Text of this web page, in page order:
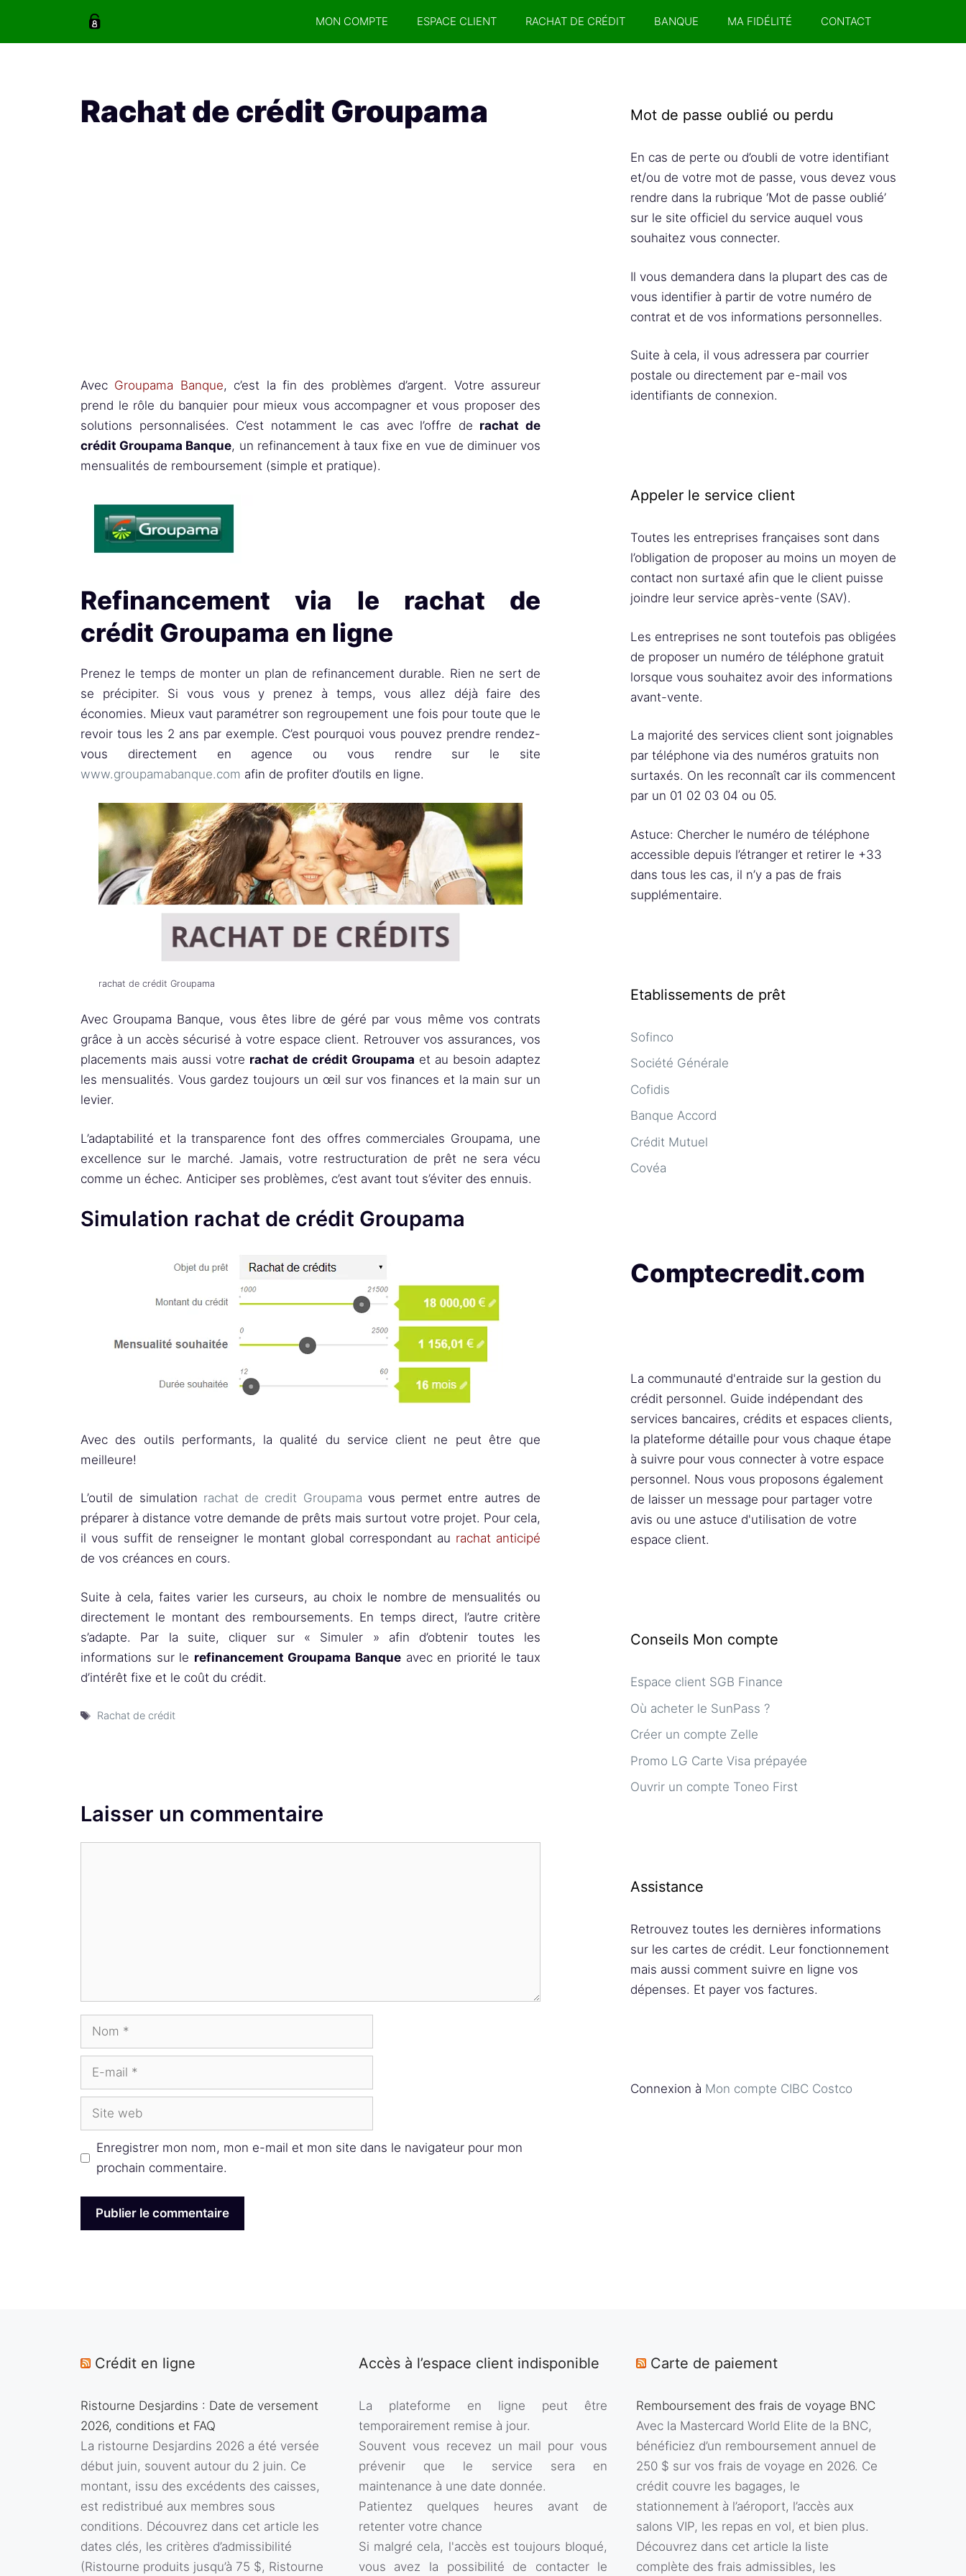
MON COMPTE ESPACE CLIENT RACHAT DE CRÉDIT BANQUE MA FIDÉLITÉ CONTACT
Rachat de crédit Groupama
Avec Groupama Banque, c’est la fin des problèmes d’argent. Votre assureur
prend le rôle du banquier pour mieux vous accompagner et vous proposer des
solutions personnalisées. C’est notamment le cas avec l’offre de rachat de
crédit Groupama Banque, un refinancement à taux fixe en vue de diminuer vos
mensualités de remboursement (simple et pratique).
Refinancement via le rachat de
crédit Groupama en ligne
Prenez le temps de monter un plan de refinancement durable. Rien ne sert de
se précipiter. Si vous vous y prenez à temps, vous allez déjà faire des
économies. Mieux vaut paramétrer son regroupement une fois pour toute que le
revoir tous les 2 ans par exemple. C’est pourquoi vous pouvez prendre rendez-
vous directement en agence ou vous rendre sur le site
www.groupamabanque.com afin de profiter d’outils en ligne.
rachat de crédit Groupama
Avec Groupama Banque, vous êtes libre de géré par vous même vos contrats
grâce à un accès sécurisé à votre espace client. Retrouver vos assurances, vos
placements mais aussi votre rachat de crédit Groupama et au besoin adaptez
les mensualités. Vous gardez toujours un œil sur vos finances et la main sur un
levier.
L’adaptabilité et la transparence font des offres commerciales Groupama, une
excellence sur le marché. Jamais, votre restructuration de prêt ne sera vécu
comme un échec. Anticiper ses problèmes, c’est avant tout s’éviter des ennuis.
Simulation rachat de crédit Groupama
Avec des outils performants, la qualité du service client ne peut être que
meilleure!
L’outil de simulation rachat de credit Groupama vous permet entre autres de
préparer à distance votre demande de prêts mais surtout votre projet. Pour cela,
il vous suffit de renseigner le montant global correspondant au rachat anticipé
de vos créances en cours.
Suite à cela, faites varier les curseurs, au choix le nombre de mensualités ou
directement le montant des remboursements. En temps direct, l’autre critère
s’adapte. Par la suite, cliquer sur « Simuler » afin d’obtenir toutes les
informations sur le refinancement Groupama Banque avec en priorité le taux
d’intérêt fixe et le coût du crédit.
Étiquettes
Rachat de crédit
Laisser un commentaire
Nom
mail
Site
web
Enregistrer mon nom, mon e-mail et mon site dans le navigateur pour mon
prochain commentaire.
Mot de passe oublié ou perdu
En cas de perte ou d’oubli de votre identifiant
et/ou de votre mot de passe, vous devez vous
rendre dans la rubrique ‘Mot de passe oublié’
sur le site officiel du service auquel vous
souhaitez vous connecter.
Il vous demandera dans la plupart des cas de
vous identifier à partir de votre numéro de
contrat et de vos informations personnelles.
Suite à cela, il vous adressera par courrier
postale ou directement par e-mail vos
identifiants de connexion.
Appeler le service client
Toutes les entreprises françaises sont dans
l’obligation de proposer au moins un moyen de
contact non surtaxé afin que le client puisse
joindre leur service après-vente (SAV).
Les entreprises ne sont toutefois pas obligées
de proposer un numéro de téléphone gratuit
lorsque vous souhaitez avoir des informations
avant-vente.
La majorité des services client sont joignables
par téléphone via des numéros gratuits non
surtaxés. On les reconnaît car ils commencent
par un 01 02 03 04 ou 05.
Astuce: Chercher le numéro de téléphone
accessible depuis l’étranger et retirer le +33
dans tous les cas, il n’y a pas de frais
supplémentaire.
Etablissements de prêt
Sofinco
Société Générale
Cofidis
Banque Accord
Crédit Mutuel
Covéa
Comptecredit.com
La communauté d'entraide sur la gestion du
crédit personnel. Guide indépendant des
services bancaires, crédits et espaces clients,
la plateforme détaille pour vous chaque étape
à suivre pour vous connecter à votre espace
personnel. Nous vous proposons également
de laisser un message pour partager votre
avis ou une astuce d'utilisation de votre
espace client.
Conseils Mon compte
Espace client SGB Finance
Où acheter le SunPass ?
Créer un compte Zelle
Promo LG Carte Visa prépayée
Ouvrir un compte Toneo First
Assistance
Retrouvez toutes les dernières informations
sur les cartes de crédit. Leur fonctionnement
mais aussi comment suivre en ligne vos
dépenses. Et payer vos factures.
Connexion à Mon compte CIBC Costco
Crédit en ligne
Ristourne Desjardins : Date de versement
2026, conditions et FAQ
La ristourne Desjardins 2026 a été versée
début juin, souvent autour du 2 juin. Ce
montant, issu des excédents des caisses,
est redistribué aux membres sous
conditions. Découvrez dans cet article les
dates clés, les critères d’admissibilité
(Ristourne produits jusqu’à 75 $, Ristourne
Accès à l’espace client indisponible
La plateforme en ligne peut être
temporairement remise à jour.
Souvent vous recevez un mail pour vous
prévenir que le service sera en
maintenance à une date donnée.
Patientez quelques heures avant de
retenter votre chance
Si malgré cela, l'accès est toujours bloqué,
vous avez la possibilité de contacter le
Carte de paiement
Remboursement des frais de voyage BNC
Avec la Mastercard World Elite de la BNC,
bénéficiez d’un remboursement annuel de
250 $ sur vos frais de voyage en 2026. Ce
crédit couvre les bagages, le
stationnement à l’aéroport, l’accès aux
salons VIP, les repas en vol, et bien plus.
Découvrez dans cet article la liste
complète des frais admissibles, les